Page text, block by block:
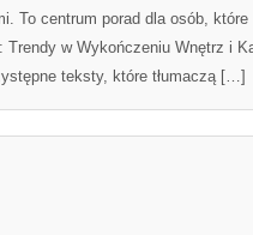
To centrum porad dla osób,
w Wykończeniu Wnętrz i
teksty, które tłumaczą […]